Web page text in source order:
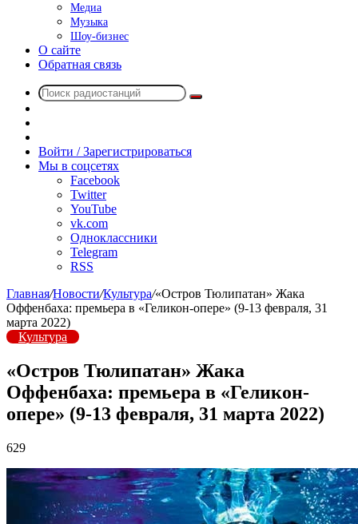
Медиа
Музыка
Шоу-бизнес
О сайте
Обратная связь
Поиск
радио
Войти / Зарегистрироваться
Мы в соцсетях
Facebook
Twitter
YouTube
vk.com
Одноклассники
Telegram
RSS
Главная/Новости/Культура/«Остров Тюлипатан» Жака
Оффенбаха: премьера в «Геликон-опере» (9-13 февраля, 31
марта 2022)
Культура
«Остров Тюлипатан» Жака
Оффенбаха: премьера в «Геликон-
опере» (9-13 февраля, 31 марта 2022)
629